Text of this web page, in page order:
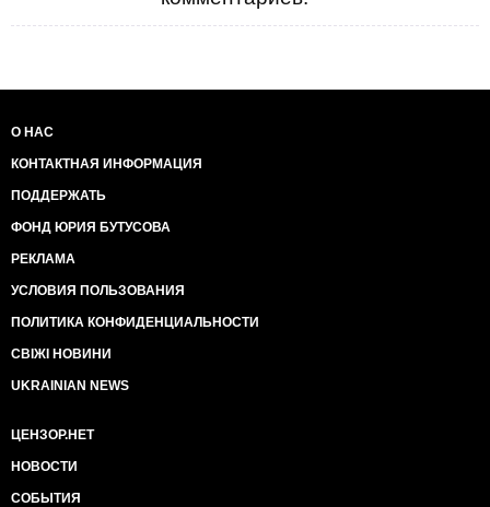
О НАС
КОНТАКТНАЯ ИНФОРМАЦИЯ
ПОДДЕРЖАТЬ
ФОНД ЮРИЯ БУТУСОВА
РЕКЛАМА
УСЛОВИЯ ПОЛЬЗОВАНИЯ
ПОЛИТИКА КОНФИДЕНЦИАЛЬНОСТИ
СВІЖІ НОВИНИ
UKRAINIAN NEWS
ЦЕНЗОР.НЕТ
НОВОСТИ
СОБЫТИЯ